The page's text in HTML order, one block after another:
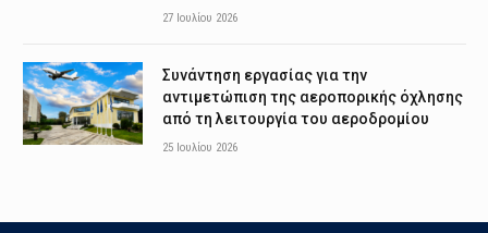
27 Ιουλίου 2026
Συνάντηση εργασίας για την
αντιμετώπιση της αεροπορικής όχλησης
από τη λειτουργία του αεροδρομίου
25 Ιουλίου 2026